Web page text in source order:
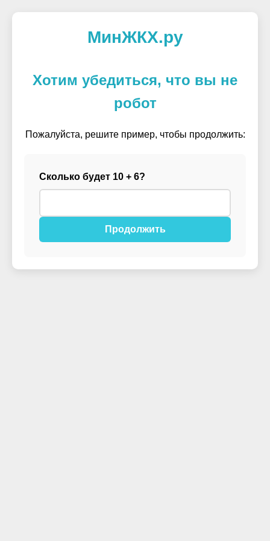
МинЖКХ.ру
Хотим убедиться, что вы не
робот
Пожалуйста, решите пример, чтобы продолжить:
Сколько будет 10 + 6?
Продолжить